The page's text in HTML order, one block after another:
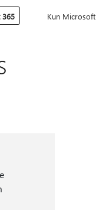
Kun Microsoft